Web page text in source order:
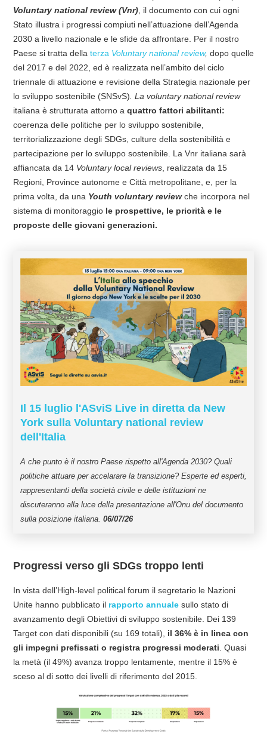
Voluntary national review (Vnr) , il documento con cui ogni
Stato illustra i progressi compiuti nell’attuazione dell’Agenda
2030 a livello nazionale e le sfide da affrontare. Per il nostro
Paese si tratta della terza Voluntary national review, dopo quelle
del 2017 e del 2022, ed è realizzata nell’ambito del ciclo
triennale di attuazione e revisione della Strategia nazionale per
lo sviluppo sostenibile (SNSvS) La voluntary national review
italiana è strutturata attorno a quattro fattori abilitanti:
coerenza delle politiche per lo sviluppo sostenibile,
territorializzazione degli SDGs, culture della sostenibilità e
partecipazione per lo sviluppo sostenibile. La Vnr italiana sarà
affiancata da 14 Voluntary local reviews , realizzata da 15
Regioni, Province autonome e Città metropolitane, e, per la
prima volta, da una Youth voluntary reviewche incorpora nel
sistema di monitoraggio le prospettive, le priorità e le
proposte delle giovani generazioni.
Il 15 luglio l'ASviS Live in diretta da New
York sulla Voluntary national review
dell'Italia
A che punto è il nostro Paese rispetto all'Agenda 2030? Quali
politiche attuare per accelarare la transizione? Esperte ed esperti,
rappresentanti della società civile e delle istituzioni ne
discuteranno alla luce della presentazione all'Onu del documento
sulla posizione italiana. 06/07/26
Progressi verso gli SDGs troppo lenti
In vista dell’High-level political forum il segretario le Nazioni
Unite hanno pubblicato il rapporto annuale sullo stato di
avanzamento degli Obiettivi di sviluppo sostenibile. Dei 139
Target con dati disponibili (su 169 totali), il 36% è in linea con
gli impegni prefissati o registra progressi moderati. Quasi
la metà (il 49%) avanza troppo lentamente, mentre il 15% è
sceso al di sotto dei livelli di riferimento del 2015.